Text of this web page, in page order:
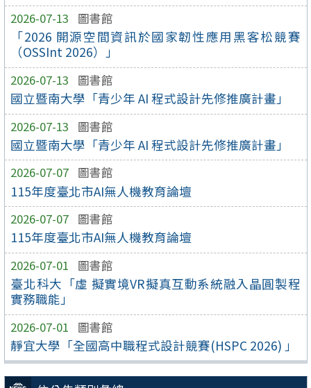
2026-07-13 圖書館
「2026 開源空間資訊於國家韌性應用黑客松競賽
（OSSInt 2026）」
2026-07-13 圖書館
國立暨南大學「青少年 AI 程式設計先修推廣計畫」
2026-07-13 圖書館
國立暨南大學「青少年 AI 程式設計先修推廣計畫」
2026-07-07 圖書館
115年度臺北市AI無人機教育論壇
2026-07-07 圖書館
115年度臺北市AI無人機教育論壇
2026-07-01 圖書館
臺北科大「虛 擬實境VR擬真互動系統融入晶圓製程
實務職能」
2026-07-01 圖書館
靜宜大學「全國高中職程式設計競賽(HSPC 2026) 」